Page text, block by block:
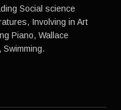
Social science
Involving in Art
Piano, Wallace